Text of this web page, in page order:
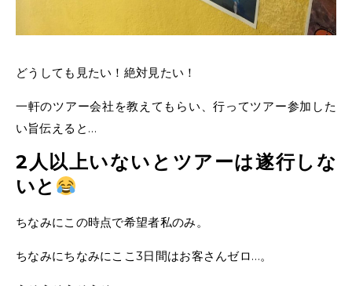
どうしても見たい！絶対見たい！
一軒のツアー会社を教えてもらい、行ってツアー参加した
い旨伝えると…
2人以上いないとツアーは遂行しな
いと
ちなみにこの時点で希望者私のみ。
ちなみにちなみにここ3日間はお客さんゼロ…。